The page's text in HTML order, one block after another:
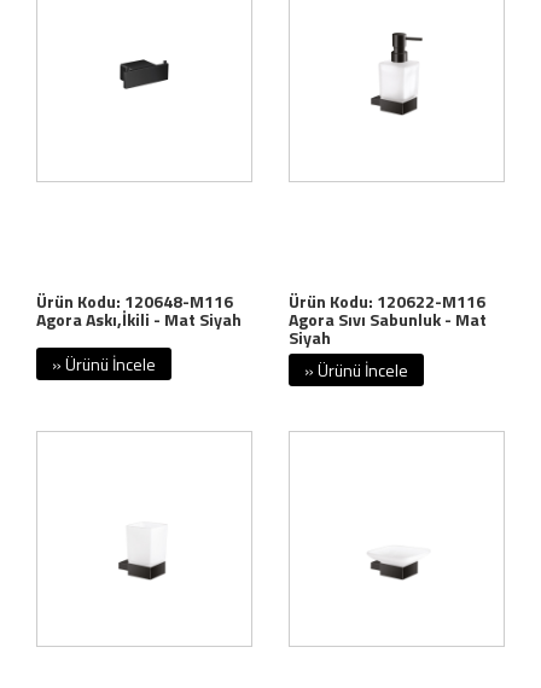
Ürün Kodu: 120648-M116
Agora Askı,İkili - Mat Siyah
» Ürünü İncele
Ürün Kodu: 120622-M116
Agora Sıvı Sabunluk - Mat
Siyah
» Ürünü İncele